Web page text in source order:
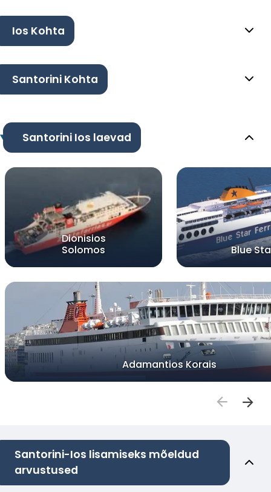
Ios Kohta
Santorini Kohta
Santorini Ios laevad
Dionisios
Solomos
Blue
Adamantios Korais
Santorini-Ios lisamiseks mõeldud
arvustused